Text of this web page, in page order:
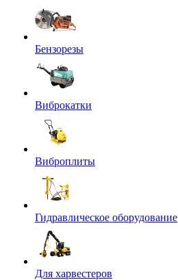
Бензорезы
Виброкатки
Виброплиты
Гидравлическое оборудование
Для харвестеров